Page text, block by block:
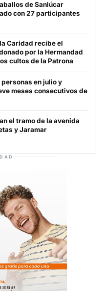
de Sanlúcar
con 27 participantes
Caridad recibe el
por la Hermandad
cultos de la Patrona
personas en julio y
meses consecutivos de
el tramo de la avenida
y Jaramar